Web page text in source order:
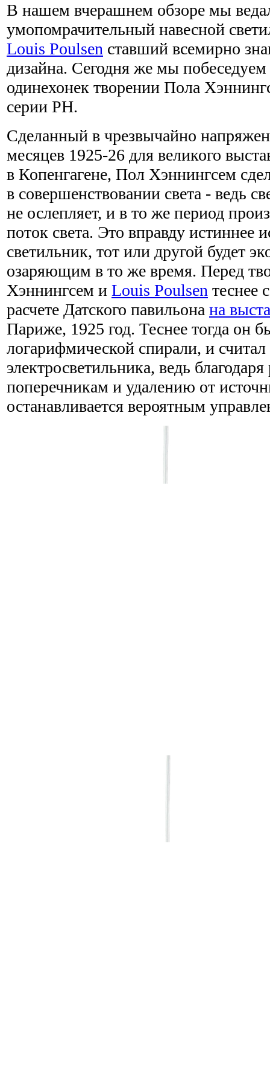
В нашем вчерашнем обзоре мы
умопомрачительный навесной
Louis Poulsen ставший всемирно
дизайна. Сегодня же мы
одинехонек творении Пола
серии PH.
Сделанный в чрезвычайно
месяцев 1925-26 для великого
в Копенгагене, Пол Хэннингсем
в совершенствовании света - ведь
не ослепляет, и в то же период
поток света. Это вправду истиннее
светильник, тот или другой будет
озаряющим в то же время. Перед
Хэннингсем и Louis Poulsen теснее
расчете Датского павильона на
Париже, 1925 год. Теснее тогда он
логарифмической спирали, и
электросветильника, ведь
поперечникам и удалению от
останавливается вероятным